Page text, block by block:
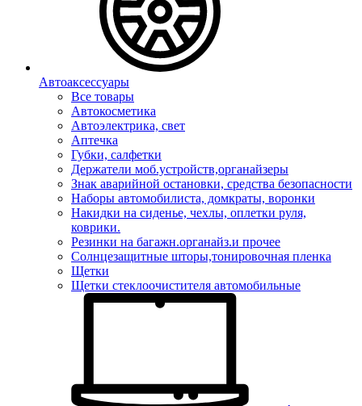
Автоаксессуары
Все товары
Автокосметика
Автоэлектрика, свет
Аптечка
Губки, салфетки
Держатели моб.устройств,органайзеры
Знак аварийной остановки, средства безопасности
Наборы автомобилиста, домкраты, воронки
Накидки на сиденье, чехлы, оплетки руля,
коврики.
Резинки на багажн.органайз.и прочее
Солнцезащитные шторы,тонировочная пленка
Щетки
Щетки стеклоочистителя автомобильные